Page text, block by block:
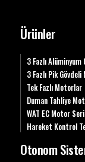
Ürünler
3 Fazlı
3 Fazlı Pik
Tek Fazlı Motorlar
Duman Tahliye
WAT EC Motor
Hareket Kontrol
Otonom